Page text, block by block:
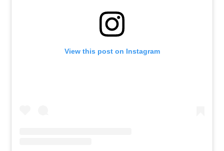
View this post on Instagram